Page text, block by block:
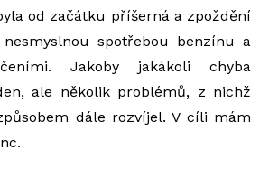
od začátku příšerná a zpoždění
spotřebou benzínu a
Jakoby jakákoli chyba
ale několik problémů, z nichž
dále rozvíjel. V cíli mám